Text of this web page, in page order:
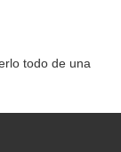
todo de una